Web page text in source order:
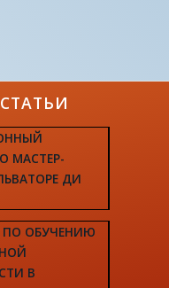
МАСТЕР-
ДИ
ОБУЧЕНИЮ
В